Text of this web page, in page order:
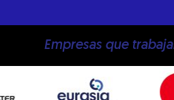
Empresas que